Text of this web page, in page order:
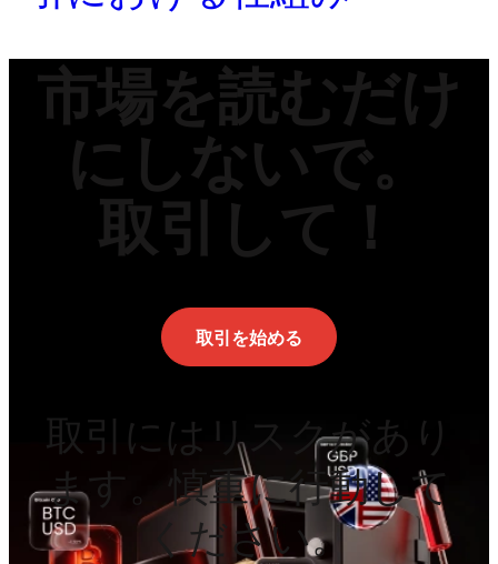
市場を読むだけ
にしないで。
取引して！
取引を始める
取引にはリスクがあり
ます。慎重に行動して
ください。